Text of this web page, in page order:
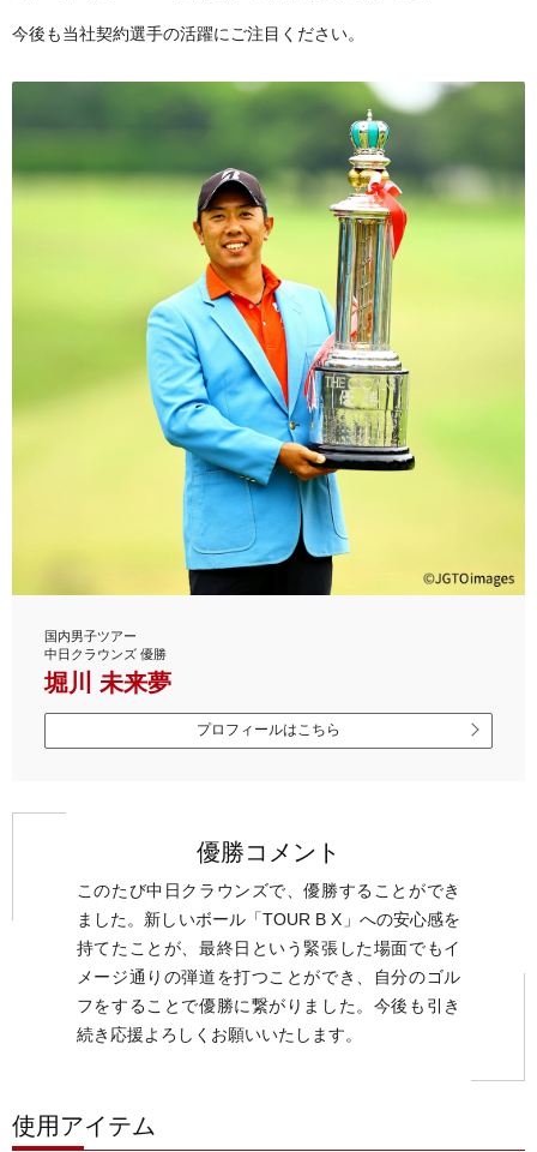
今後も当社契約選手の活躍にご注目ください。
国内男子ツアー
中日クラウンズ 優勝
堀川 未来夢
プロフィールはこちら
優勝コメント
このたび中日クラウンズで、優勝することができ
ました。新しいボール「TOUR B X」への安心感を
持てたことが、最終日という緊張した場面でもイ
メージ通りの弾道を打つことができ、自分のゴル
フをすることで優勝に繋がりました。今後も引き
続き応援よろしくお願いいたします。
使用アイテム